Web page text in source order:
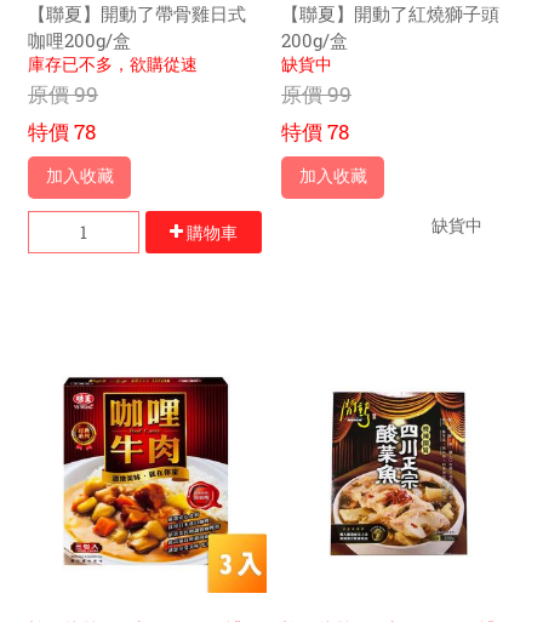
【聯夏】開動了帶骨雞日式
咖哩200g/盒
庫存已不多，欲購從速
原價99
特價78
加入收藏
購物車
【聯夏】開動了紅燒獅子頭
200g/盒
缺貨中
原價99
特價78
加入收藏
缺貨中